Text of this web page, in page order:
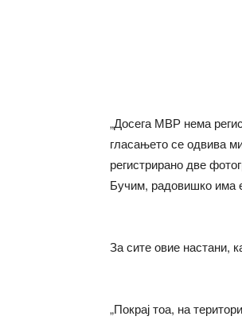
„Досега МВР нема
гласањето се одвива
регистрирано две
Бучим, радовишко има
За сите овие настани,
„Покрај тоа, на